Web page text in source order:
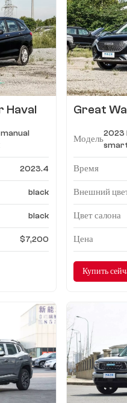
Haval
2023.4
black
black
$7,200
Great
Elite
Модель
2023
Время
Внешний
Цвет салона
Цена
Купить